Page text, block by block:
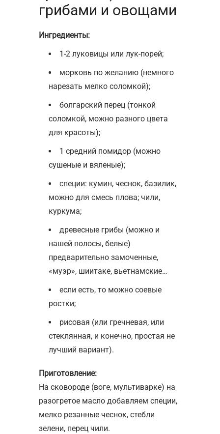
грибами и овощами
Ингредиенты:
1-2 луковицы или лук-порей;
морковь по желанию (немного
нарезать мелко соломкой);
болгарский перец (тонкой
соломкой, можно разного цвета
для красоты);
1 средний помидор (можно
сушеные и вяленые);
специи: кумин, чеснок, базилик,
можно для смесь плова; чили,
куркума;
древесные грибы (можно и
нашей полосы, белые)
предварительно замоченные,
«муэр», шиитаке, вьетнамские…
если есть, то можно соевые
ростки;
рисовая (или гречневая, или
стеклянная, и конечно, простая не
лучший вариант).
Приготовление:
На сковороде (воге, мультиварке) на
разогретое масло добавляем специи,
мелко резанные чеснок, стебли
зелени, перец чили.